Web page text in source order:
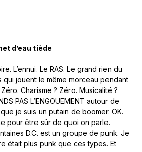
d’eau tiède
L’ennui. Le RAS. Le grand rien du
qui jouent le même morceau pendant
Charisme ? Zéro. Musicalité ?
PAS L’ENGOUEMENT autour de
je suis un putain de boomer. OK.
pour être sûr de quoi on parle.
D.C. est un groupe de punk. Je
était plus punk que ces types. Et